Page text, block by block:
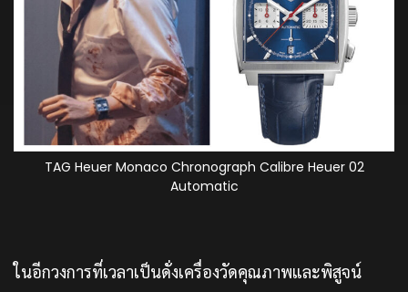
TAG Heuer Monaco Chronograph Calibre Heuer 02
Automatic
ในอีกวงการที่เวลาเป็นดั่งเครื่องวัดคุณภาพและพิสูจน์